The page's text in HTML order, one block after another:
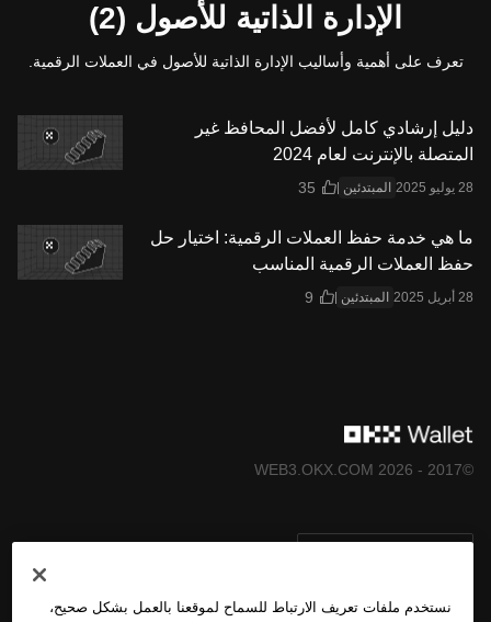
الإدارة الذاتية للأصول (2)
تعرف على أهمية وأساليب الإدارة الذاتية للأصول في العملات الرقمية.
دليل إرشادي كامل لأفضل المحافظ غير
المتصلة بالإنترنت لعام 2024
المبتدئين
ما هي خدمة حفظ العملات الرقمية: اختيار حل
حفظ العملات الرقمية المناسب
المبتدئين
©2017 - 2026 WEB3.OKX.COM
نستخدم ملفات تعريف الارتباط للسماح لموقعنا بالعمل بشكل صحيح،